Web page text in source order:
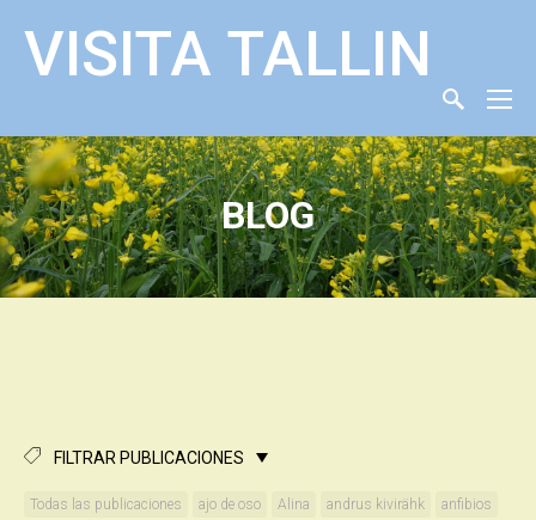
VISITA TALLIN
BLOG
FILTRAR PUBLICACIONES
Todas las publicaciones ajo de oso Alina andrus kivirähk
anfibios